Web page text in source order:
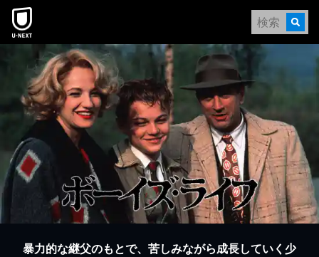
本文へスキップ
暴力的な継父のもとで、苦しみながら成長していく少